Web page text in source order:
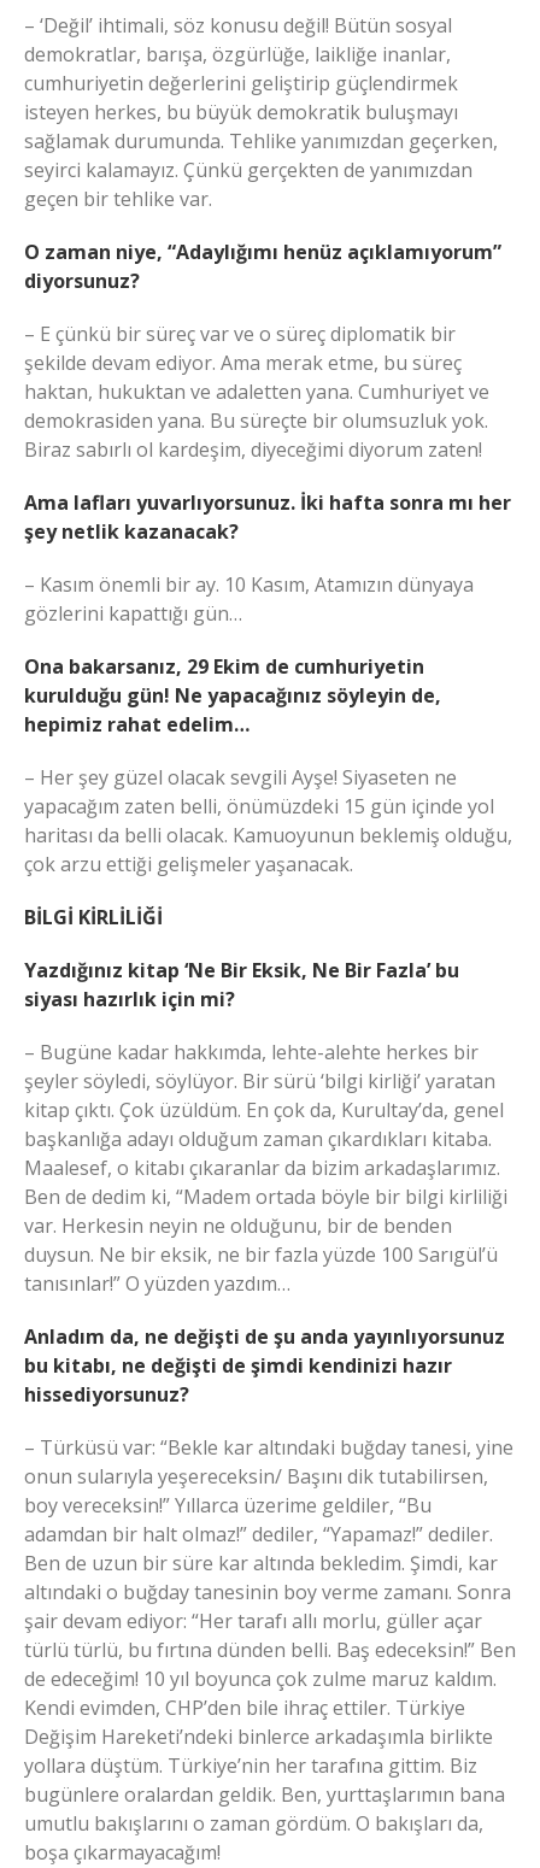
– ‘Değil’ ihtimali, söz konusu değil! Bütün sosyal
demokratlar, barışa, özgürlüğe, laikliğe inanlar,
cumhuriyetin değerlerini geliştirip güçlendirmek
isteyen herkes, bu büyük demokratik buluşmayı
sağlamak durumunda. Tehlike yanımızdan geçerken,
seyirci kalamayız. Çünkü gerçekten de yanımızdan
geçen bir tehlike var.
O zaman niye, “Adaylığımı henüz açıklamıyorum”
diyorsunuz?
– E çünkü bir süreç var ve o süreç diplomatik bir
şekilde devam ediyor. Ama merak etme, bu süreç
haktan, hukuktan ve adaletten yana. Cumhuriyet ve
demokrasiden yana. Bu süreçte bir olumsuzluk yok.
Biraz sabırlı ol kardeşim, diyeceğimi diyorum zaten!
Ama lafları yuvarlıyorsunuz. İki hafta sonra mı her
şey netlik kazanacak?
– Kasım önemli bir ay. 10 Kasım, Atamızın dünyaya
gözlerini kapattığı gün…
Ona bakarsanız, 29 Ekim de cumhuriyetin
kurulduğu gün! Ne yapacağınız söyleyin de,
hepimiz rahat edelim…
– Her şey güzel olacak sevgili Ayşe! Siyaseten ne
yapacağım zaten belli, önümüzdeki 15 gün içinde yol
haritası da belli olacak. Kamuoyunun beklemiş olduğu,
çok arzu ettiği gelişmeler yaşanacak.
BİLGİ KİRLİLİĞİ
Yazdığınız kitap ‘Ne Bir Eksik, Ne Bir Fazla’ bu
siyası hazırlık için mi?
– Bugüne kadar hakkımda, lehte-alehte herkes bir
şeyler söyledi, söylüyor. Bir sürü ‘bilgi kirliği’ yaratan
kitap çıktı. Çok üzüldüm. En çok da, Kurultay’da, genel
başkanlığa adayı olduğum zaman çıkardıkları kitaba.
Maalesef, o kitabı çıkaranlar da bizim arkadaşlarımız.
Ben de dedim ki, “Madem ortada böyle bir bilgi kirliliği
var. Herkesin neyin ne olduğunu, bir de benden
duysun. Ne bir eksik, ne bir fazla yüzde 100 Sarıgül’ü
tanısınlar!” O yüzden yazdım…
Anladım da, ne değişti de şu anda yayınlıyorsunuz
bu kitabı, ne değişti de şimdi kendinizi hazır
hissediyorsunuz?
– Türküsü var: “Bekle kar altındaki buğday tanesi, yine
onun sularıyla yeşereceksin/ Başını dik tutabilirsen,
boy vereceksin!” Yıllarca üzerime geldiler, “Bu
adamdan bir halt olmaz!” dediler, “Yapamaz!” dediler.
Ben de uzun bir süre kar altında bekledim. Şimdi, kar
altındaki o buğday tanesinin boy verme zamanı. Sonra
şair devam ediyor: “Her tarafı allı morlu, güller açar
türlü türlü, bu fırtına dünden belli. Baş edeceksin!” Ben
de edeceğim! 10 yıl boyunca çok zulme maruz kaldım.
Kendi evimden, CHP’den bile ihraç ettiler. Türkiye
Değişim Hareketi’ndeki binlerce arkadaşımla birlikte
yollara düştüm. Türkiye’nin her tarafına gittim. Biz
bugünlere oralardan geldik. Ben, yurttaşlarımın bana
umutlu bakışlarını o zaman gördüm. O bakışları da,
boşa çıkarmayacağım!